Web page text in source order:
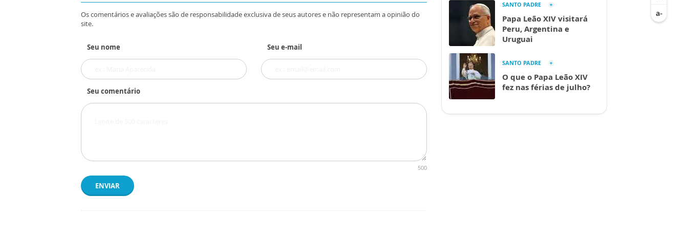
Os comentários e avaliações são de responsabilidade exclusiva de seus autores e não representam a opinião do
site.
Seu nome Seu e-mail
Seu comentário
500
ENVIAR
SANTO PADRE
Papa Leão XIV visitará
Peru, Argentina e
Uruguai
SANTO PADRE
O que o Papa Leão XIV
fez nas férias de julho?